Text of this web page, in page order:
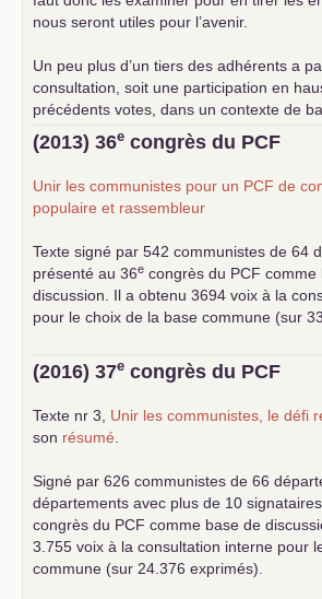
nous seront utiles pour l’avenir.
Un peu plus d’un tiers des adhérents a
consultation, soit une participation en
précédents votes, dans un contexte de
... lire la suite
(2013) 36e congrès du PCF
Unir les communistes pour un PCF de
populaire et rassembleur
Texte signé par 542 communistes de 64
présenté au 36e congrès du PCF comme
discussion. Il a obtenu 3694 voix à la
pour le choix de la base commune (sur
(2016) 37e congrès du PCF
Texte nr 3, Unir les communistes, le défi
son résumé
Signé par 626 communistes de 66
départements avec plus de 10
congrès du PCF comme base de
3.755 voix à la consultation interne pour
commune (sur 24.376 exprimés).